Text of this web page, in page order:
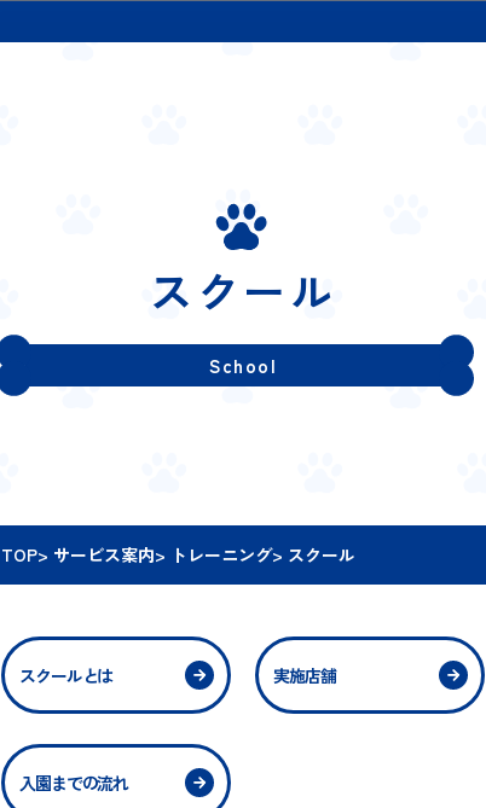
スクール
School
TOP> サービス案内> トレーニング> スクール
スクールとは 実施店舗
入園までの流れ